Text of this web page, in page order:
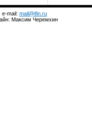
e-mail: mail@ifin.ru
Максим Черемхин